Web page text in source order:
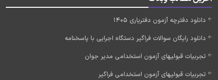
دانلود دفترچه آزمون دفتریاری 1405
دانلود رایگان سوالات فراگیر دستگاه اجرایی با پاسخنامه
تجربیات قبولیهای آزمون استخدامی مدیر جوان
تجربیات قبولیهای آزمون استخدامی فراگیر